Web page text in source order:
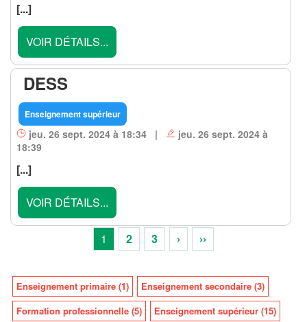
[...]
VOIR DÉTAILS...
DESS
Enseignement supérieur
jeu. 26 sept. 2024 à 18:34 |
jeu. 26 sept. 2024 à
18:39
[...]
VOIR DÉTAILS...
1 2 3 › ››
Enseignement primaire (1)
Enseignement secondaire (3)
Formation professionnelle (5)
Enseignement supérieur (15)